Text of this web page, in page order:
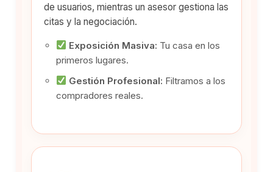
de usuarios, mientras un asesor gestiona las
citas y la negociación.
Exposición Masiva: Tu casa en los
primeros lugares.
Gestión Profesional: Filtramos a los
compradores reales.